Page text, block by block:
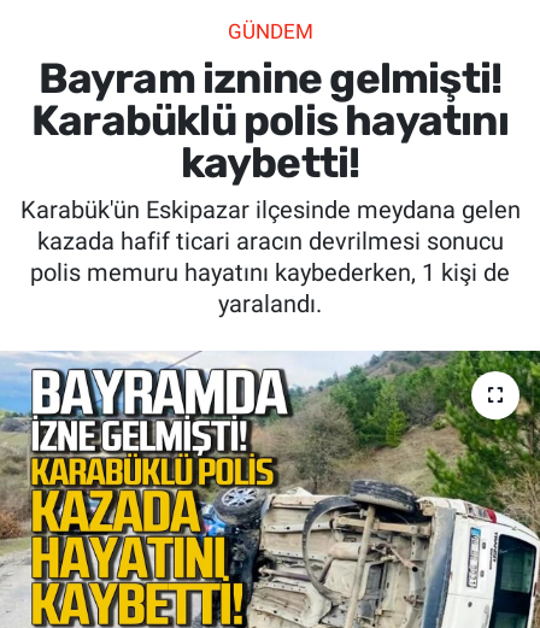
GÜNDEM
Bayram iznine gelmişti!
Karabüklü polis hayatını
kaybetti!
Karabük'ün Eskipazar ilçesinde meydana gelen
kazada hafif ticari aracın devrilmesi sonucu
polis memuru hayatını kaybederken, 1 kişi de
yaralandı.
SPOR